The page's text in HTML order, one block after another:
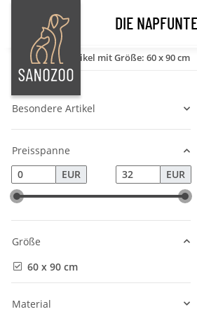
DIE
Startseite Artikel mit Größe: 60 x 90 cm
Besondere Artikel
Preisspanne
EUR
EUR
Größe
60 x 90 cm
Material